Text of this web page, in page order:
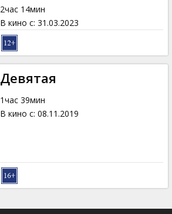
2час 14мин
В кино с: 31.03.2023
Девятая
1час 39мин
В кино с: 08.11.2019